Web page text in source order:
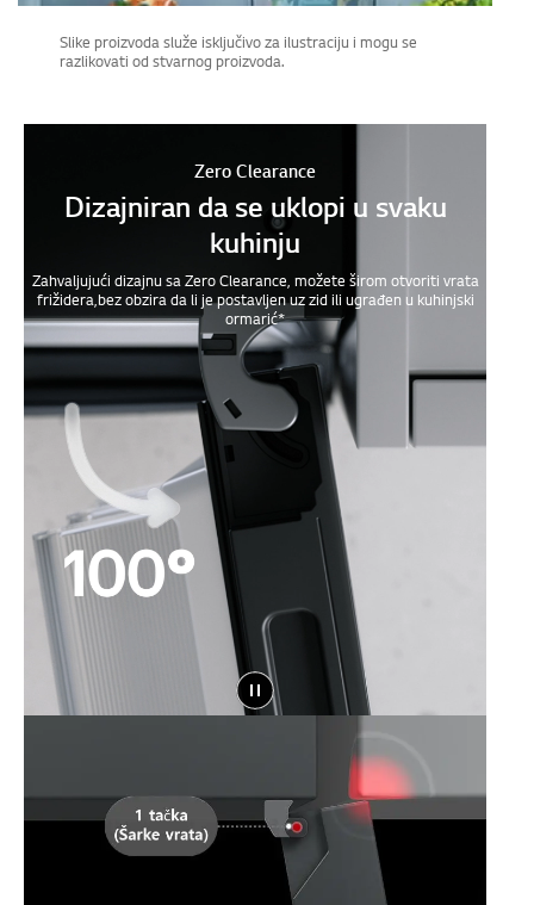
Slike proizvoda služe isključivo za ilustraciju i mogu se
razlikovati od stvarnog proizvoda.
Zero Clearance
Dizajniran da se uklopi u svaku
kuhinju
Zahvaljujući dizajnu sa Zero Clearance, možete širom otvoriti vrata
frižidera,bez obzira da li je postavljen uz zid ili ugrađen u kuhinjski
ormarić*